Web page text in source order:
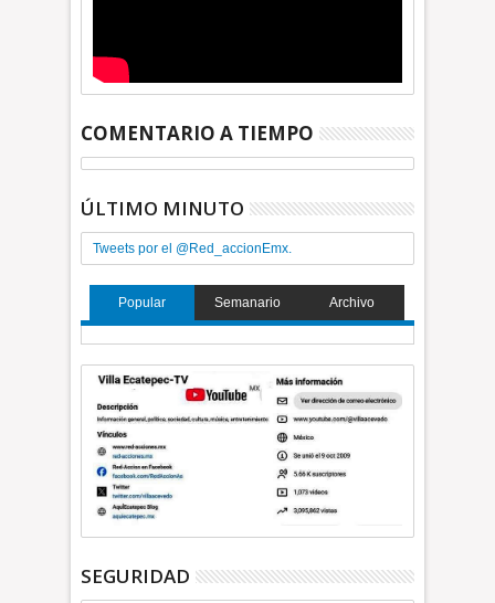
COMENTARIO A TIEMPO
ÚLTIMO MINUTO
Tweets por el @Red_accionEmx.
Popular Semanario Archivo
SEGURIDAD